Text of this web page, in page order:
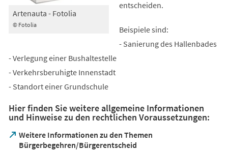
© Fotolia
Artenauta - Fotolia
entscheiden.
Beispiele sind:
- Sanierung des Hallenbades
- Verlegung einer Bushaltestelle
- Verkehrsberuhigte Innenstadt
- Standort einer Grundschule
Hier finden Sie weitere allgemeine Informationen
und Hinweise zu den rechtlichen Voraussetzungen:
Weitere Informationen zu den Themen
Bürgerbegehren/Bürgerentscheid
(Öffnet